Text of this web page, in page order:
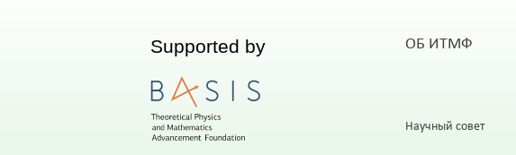
Supported by ОБ ИТМФ
Научный совет